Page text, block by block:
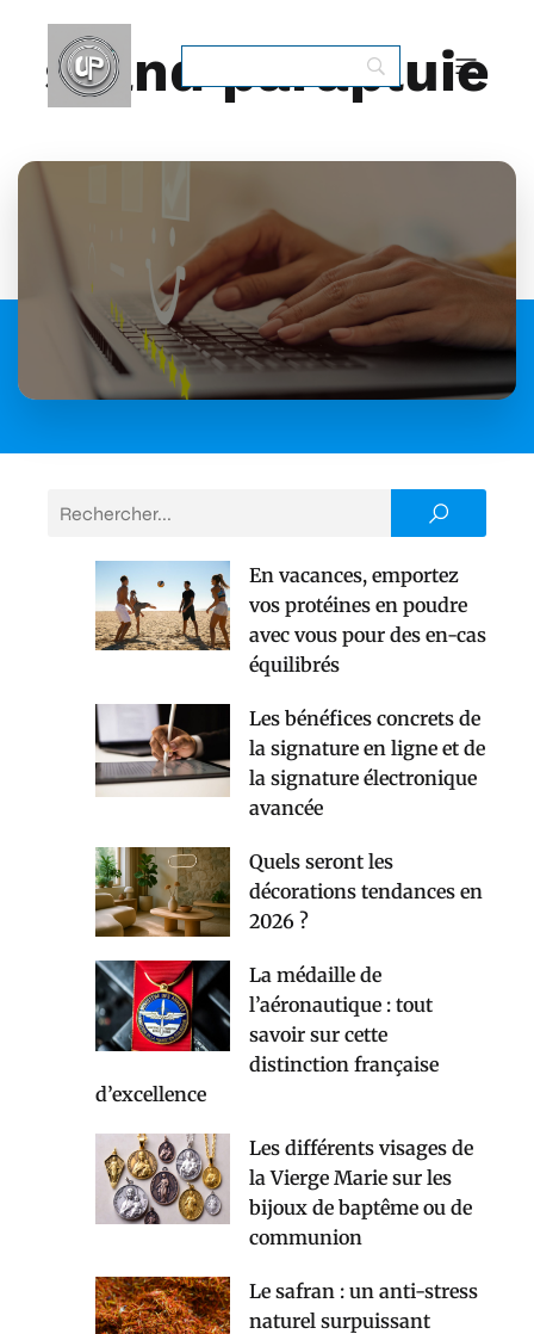
stand parapluie
En vacances, emportez
vos protéines en poudre
avec vous pour des en-cas
équilibrés
Les bénéfices concrets de
la signature en ligne et de
la signature électronique
avancée
Quels seront les
décorations tendances en
2026 ?
La médaille de
l’aéronautique : tout
savoir sur cette
distinction française
d’excellence
Les différents visages de
la Vierge Marie sur les
bijoux de baptême ou de
communion
Le safran : un anti-stress
naturel surpuissant